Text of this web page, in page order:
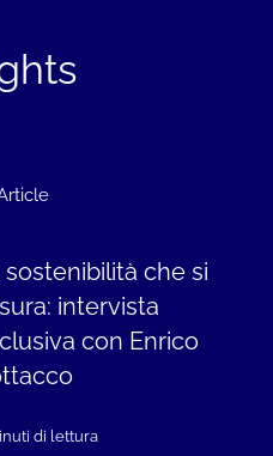
sostenibilità che si
intervista
con Enrico
di lettura